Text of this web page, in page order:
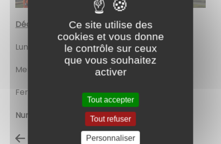
Déchetterie de Ciry le Noble (RD 60 la Croix)
Lundi et vendredi : de 8h30 à 11h45
Mercredi et samedi : de 13h30 à 17h30
Fermeture les jours fériés
Numéro Vert : 0 800 216 316
Retour à l'accueil
Ce site utilise des
cookies et vous donne
le contrôle sur ceux
que vous souhaitez
activer
Tout accepter
Tout refuser
Personnaliser